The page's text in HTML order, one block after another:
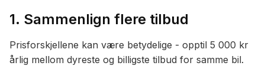
1. Sammenlign flere tilbud
Prisforskjellene kan være betydelige - opptil 5 000 kr
årlig mellom dyreste og billigste tilbud for samme bil.